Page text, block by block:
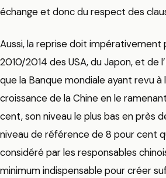
échange et donc du respect des
Aussi, la reprise doit
2010/2014 des USA, du Japon, et de
que la Banque mondiale ayant revu à
croissance de la Chine en le
cent, son niveau le plus bas en près
niveau de référence de 8 pour cent
considéré par les responsables
minimum indispensable pour créer